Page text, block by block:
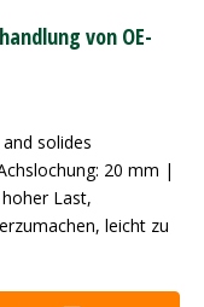
von OE-
solides
20 mm |
Last,
leicht zu